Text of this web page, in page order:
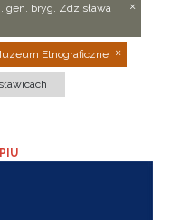
gen. bryg. Zdzisława
Etnograficzne